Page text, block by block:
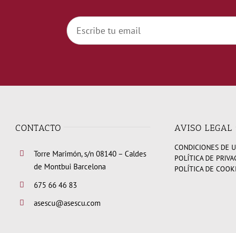
CONTACTO
Torre Marimón, s/n 08140 – Caldes
de Montbui Barcelona
675 66 46 83
asescu@asescu.com
AVISO LEGAL
CONDICIONES DE
POLÍTICA DE
POLÍTICA DE